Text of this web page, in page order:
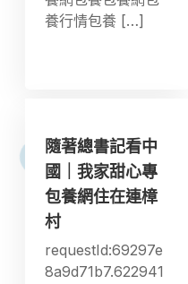
養行情包養 […]
隨著總書記看中
國｜我家甜心專
包養網住在連樟
村
requestId:69297e
8a9d71b7.622941